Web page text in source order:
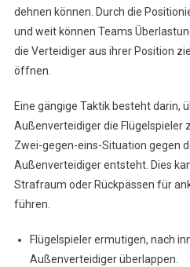
dehnen können. Durch die
und weit können Teams
die Verteidiger aus ihrer Position
öffnen.
Eine gängige Taktik besteht darin,
Außenverteidiger die Flügelspieler
Zwei-gegen-eins-Situation gegen
Außenverteidiger entsteht. Dies
Strafraum oder Rückpässen für
führen.
Flügelspieler ermutigen, nach
Außenverteidiger überlappen.